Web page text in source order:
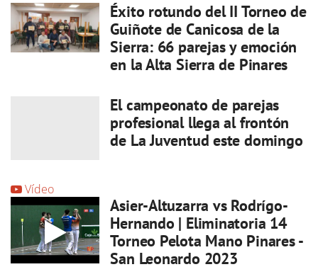
Éxito rotundo del II Torneo de
Guiñote de Canicosa de la
Sierra: 66 parejas y emoción
en la Alta Sierra de Pinares
El campeonato de parejas
profesional llega al frontón
de La Juventud este domingo
Vídeo
Asier-Altuzarra vs Rodrígo-
Hernando | Eliminatoria 14
Torneo Pelota Mano Pinares -
San Leonardo 2023